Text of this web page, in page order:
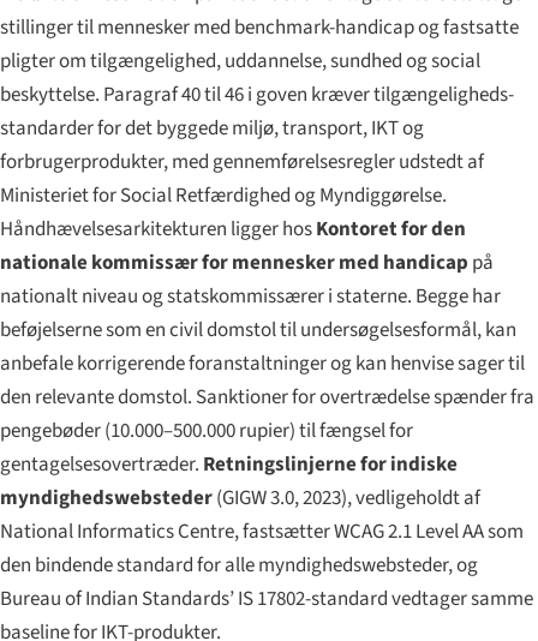
stillinger til mennesker med benchmark-handicap og fastsatte
pligter om tilgængelighed, uddannelse, sundhed og social
beskyttelse. Paragraf 40 til 46 i goven kræver tilgængeligheds-
standarder for det byggede miljø, transport, IKT og
forbrugerprodukter, med gennemførelsesregler udstedt af
Ministeriet for Social Retfærdighed og Myndiggørelse.
Håndhævelsesarkitekturen ligger hosKontoret for den
nationale kommissær for mennesker med handicap på
nationalt niveau og statskommissærer i staterne. Begge har
beføjelserne som en civil domstol til undersøgelsesformål, kan
anbefale korrigerende foranstaltninger og kan henvise sager til
den relevante domstol. Sanktioner for overtrædelse spænder fra
pengebøder (10.000–500.000 rupier) til fængsel for
gentagelsesovertræder. Retningslinjerne for indiske
myndighedswebsteder(GIGW 3.0, 2023), vedligeholdt af
National Informatics Centre, fastsætter WCAG 2.1 Level AA som
den bindende standard for alle myndighedswebsteder, og
Bureau of Indian Standards’ IS 17802-standard vedtager samme
baseline for IKT-produkter.